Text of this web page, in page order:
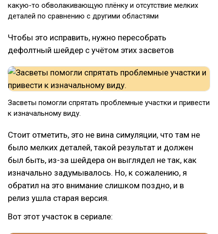
какую-то обволакивающую плёнку и отсутствие мелких
деталей по сравнению с другими областями
Чтобы это исправить, нужно пересобрать
дефолтный шейдер с учётом этих засветов
Засветы помогли спрятать проблемные участки и привести
к изначальному виду.
Стоит отметить, это не вина симуляции, что там не
было мелких деталей, такой результат и должен
был быть, из-за шейдера он выглядел не так, как
изначально задумывалось. Но, к сожалению, я
обратил на это внимание слишком поздно, и в
релиз ушла старая версия.
Вот этот участок в сериале: